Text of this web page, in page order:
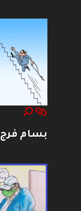
بسام فرج